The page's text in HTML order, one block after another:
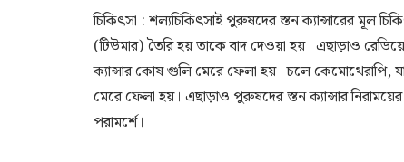
চিকিৎসা : শল্যচিকিৎসাই পুরুষদের স্তন ক্যান্সারের মূল
(টিউমার) তৈরি হয় তাকে বাদ দেওয়া হয়। এছাড়াও
ক্যান্সার কোষ গুলি মেরে ফেলা হয়। চলে কেমোথেরাপি,
মেরে ফেলা হয়। এছাড়াও পুরুষদের স্তন ক্যান্সার
পরামর্শে।